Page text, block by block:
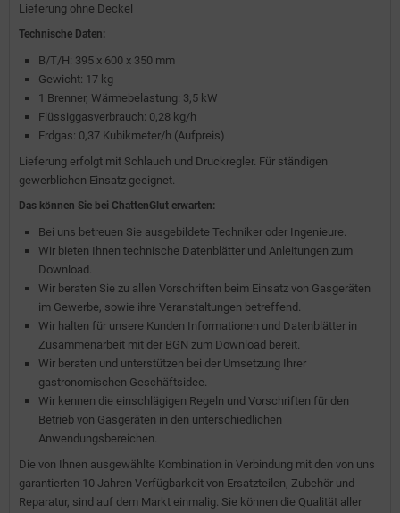
Lieferung ohne Deckel
Technische Daten:
B/T/H: 395 x 600 x 350 mm
Gewicht: 17 kg
1 Brenner, Wärmebelastung: 3,5 kW
Flüssiggasverbrauch: 0,28 kg/h
Erdgas: 0,37 Kubikmeter/h (Aufpreis)
Lieferung erfolgt mit Schlauch und Druckregler. Für ständigen
gewerblichen Einsatz geeignet.
Das können Sie bei ChattenGlut erwarten:
Bei uns betreuen Sie ausgebildete Techniker oder Ingenieure.
Wir bieten Ihnen technische Datenblätter und Anleitungen zum
Download.
Wir beraten Sie zu allen Vorschriften beim Einsatz von Gasgeräten
im Gewerbe, sowie ihre Veranstaltungen betreffend.
Wir halten für unsere Kunden Informationen und Datenblätter in
Zusammenarbeit mit der BGN zum Download bereit.
Wir beraten und unterstützen bei der Umsetzung Ihrer
gastronomischen Geschäftsidee.
Wir kennen die einschlägigen Regeln und Vorschriften für den
Betrieb von Gasgeräten in den unterschiedlichen
Anwendungsbereichen.
Die von Ihnen ausgewählte Kombination in Verbindung mit den von uns
garantierten 10 Jahren Verfügbarkeit von Ersatzteilen, Zubehör und
Reparatur, sind auf dem Markt einmalig. Sie können die Qualität aller